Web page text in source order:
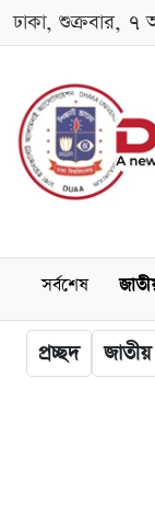
ঢাকা, শুক্রবার,
সর্বশেষ
প্রচ্ছদ জাতীয়